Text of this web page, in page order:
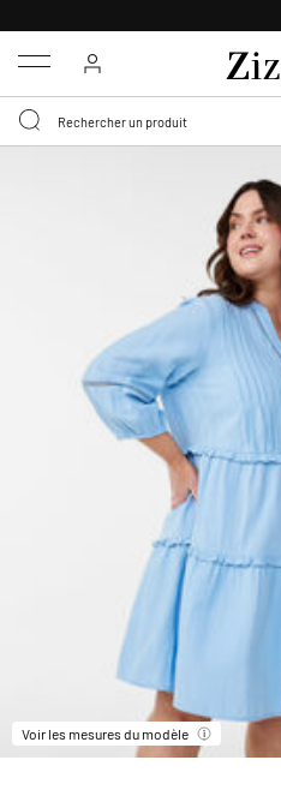
Menu
Voir les mesures du modèle